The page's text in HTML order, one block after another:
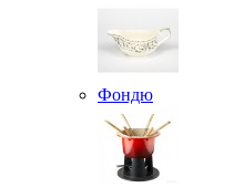
Фондю